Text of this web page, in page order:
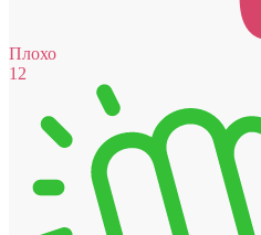
Плохо
12